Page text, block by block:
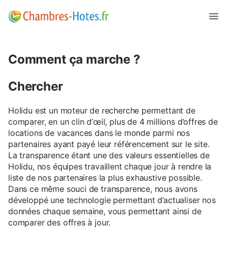
Comment ça marche ?
Chercher
Holidu est un moteur de recherche permettant de
comparer, en un clin d’œil, plus de 4 millions d’offres de
locations de vacances dans le monde parmi nos
partenaires ayant payé leur référencement sur le site.
La transparence étant une des valeurs essentielles de
Holidu, nos équipes travaillent chaque jour à rendre la
liste de nos partenaires la plus exhaustive possible.
Dans ce même souci de transparence, nous avons
développé une technologie permettant d’actualiser nos
données chaque semaine, vous permettant ainsi de
comparer des offres à jour.